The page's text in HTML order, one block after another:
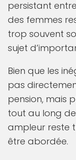
persistant
des femmes
trop souvent
sujet
Bien que les
pas
pension, mais
tout au long
ampleur reste
être abordée.